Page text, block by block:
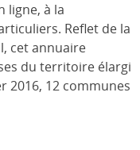
ligne, à la
Reflet de la
cet annuaire
du territoire élargi
2016, 12 communes